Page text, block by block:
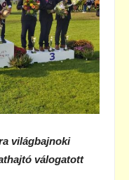
világbajnoki
válogatott